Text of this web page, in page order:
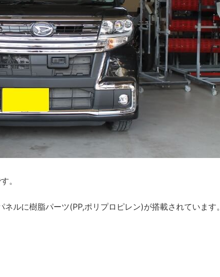
。
ルに樹脂パーツ(PP,ポリプロピレン)が搭載されています。